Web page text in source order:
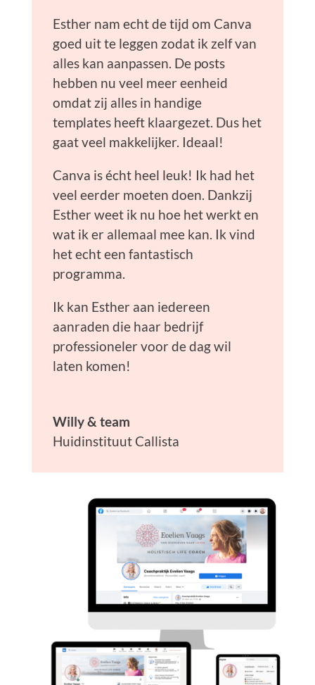
Esther nam echt de tijd om Canva
goed uit te leggen zodat ik zelf van
alles kan aanpassen. De posts
hebben nu veel meer eenheid
omdat zij alles in handige
templates heeft klaargezet. Dus het
gaat veel makkelijker. Ideaal!
Canva is écht heel leuk! Ik had het
veel eerder moeten doen. Dankzij
Esther weet ik nu hoe het werkt en
wat ik er allemaal mee kan. Ik vind
het echt een fantastisch
programma.
Ik kan Esther aan iedereen
aanraden die haar bedrijf
professioneler voor de dag wil
laten komen!
Willy & team
Huidinstituut Callista